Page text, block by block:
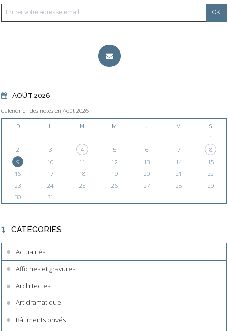
AOÛT 2026
Calendrier des notes en Août 2026
D L M M J V S
1
2
3 4 5 6 7
8
9
10 11 12 13 14
15
16
17 18 19 20 21
22
23
24 25 26 27 28
29
30
31
CATÉGORIES
Actualités
Affiches et gravures
Architectes
Art dramatique
Bâtiments privés